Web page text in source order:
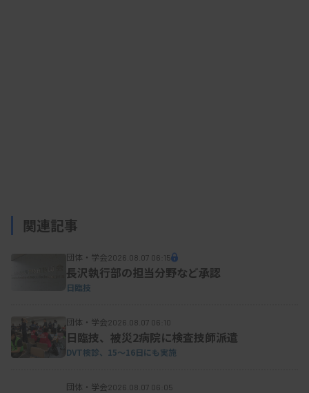
病理学会では、こうした改定要望を盛り込んだ行
動指針の2025年版を22日に公表した。
資料はこちら
関連記事
団体・学会2026.08.07 06:15
長沢執行部の担当分野など承認
日臨技
団体・学会2026.08.07 06:10
日臨技、被災2病院に検査技師派遣
DVT検診、15～16日にも実施
団体・学会2026.08.07 06:05